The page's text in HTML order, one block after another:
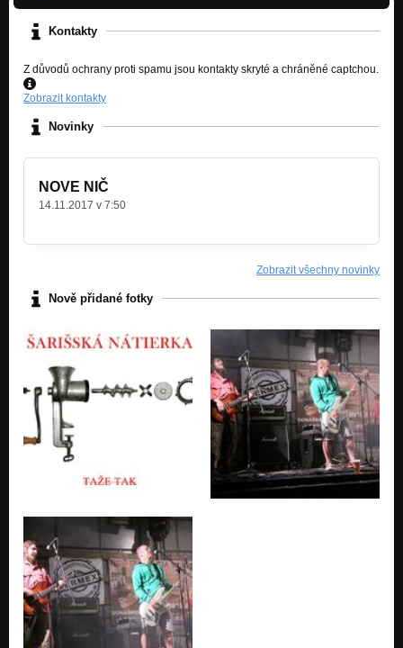
Kockatá kura
taže tak
taže tak
Bibulus Bibens
taže tak
Vtákopysk
Džexon
Hovno v tráve
Puľka
taže tak
Discovery Channel
Ananias
A i už
Borovica slivovica
A i už
László
Kontakty
Z důvodů ochrany proti spamu jsou kontakty skryté a chráněné captchou.
Zobrazit kontakty
Novinky
NOVE NIČ
14.11.2017 v 7:50
Zobrazit všechny novinky
Nově přidané fotky